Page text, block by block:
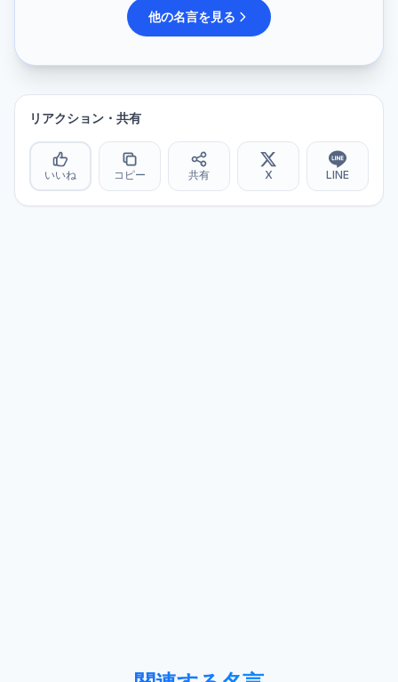
他の名言を見る
リアクション・共有
いいね コピー 共有 X LINE